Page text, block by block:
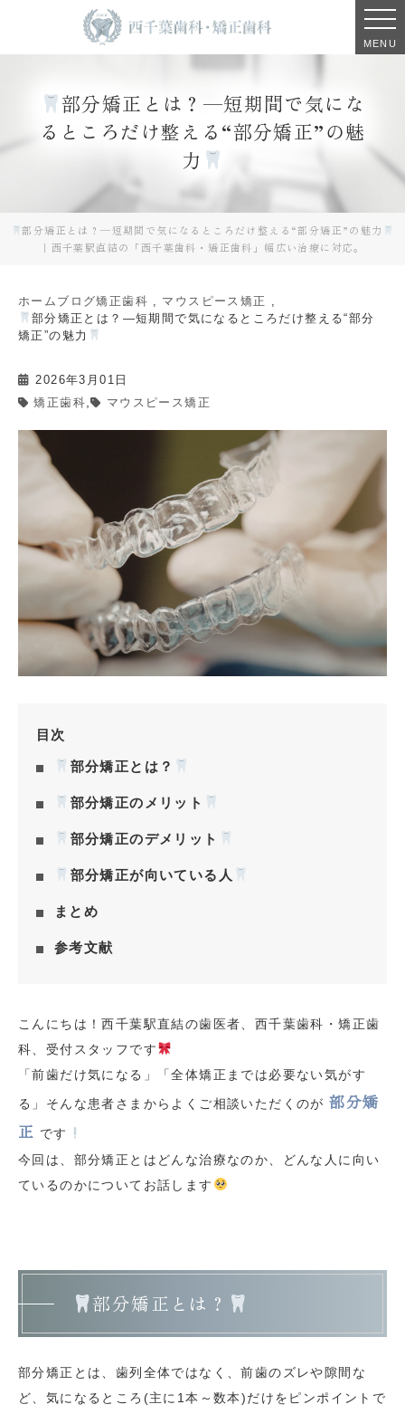
MENU
部分矯正とは？—短期間で気にな
るところだけ整える“部分矯正”の魅
力
部分矯正とは？—短期間で気になるところだけ整える“部分矯正”の魅力
｜西千葉駅直結の「西千葉歯科・矯正歯科」幅広い治療に対応。
ホーム ブログ矯正歯科
マウスピース矯正
部分矯正とは？—短期間で気になるところだけ整える“部分
矯正”の魅力
2026年3月01日
矯正歯科 , マウスピース矯正
目次
部分矯正とは？
部分矯正のメリット
部分矯正のデメリット
部分矯正が向いている人
まとめ
参考文献
こんにちは！西千葉駅直結の歯医者、西千葉歯科・矯正歯
科、受付スタッフです
「前歯だけ気になる」「全体矯正までは必要ない気がす
る」そんな患者さまからよくご相談いただくのが部分矯
正 です
今回は、部分矯正とはどんな治療なのか、どんな人に向い
ているのかについてお話します
部分矯正とは？
部分矯正とは、歯列全体ではなく、前歯のズレや隙間な
ど、気になるところ(主に1本～数本)だけをピンポイントで